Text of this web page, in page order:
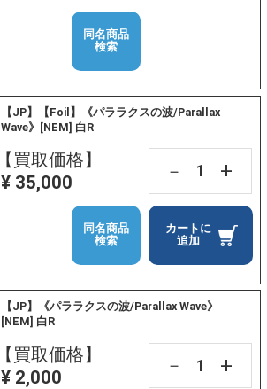
同名商品
検索
【JP】【Foil】《パララクスの波/Parallax
Wave》[NEM] 白R
【買取価格】
¥ 35,000
－ +
カートに
追加
同名商品
検索
【JP】《パララクスの波/Parallax Wave》
[NEM] 白R
【買取価格】
¥ 2,000
－ +